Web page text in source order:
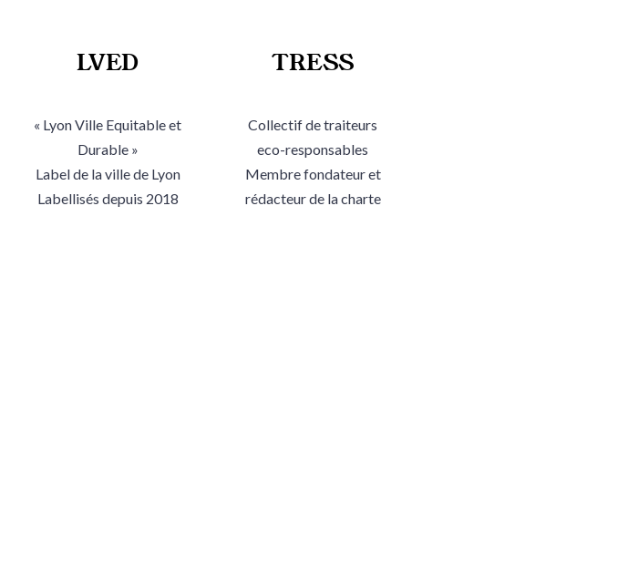
LVED
« Lyon Ville Equitable et
Durable »
Label de la ville de Lyon
Labellisés depuis 2018
TRESS
Collectif de traiteurs
eco-responsables
Membre fondateur et
rédacteur de la charte